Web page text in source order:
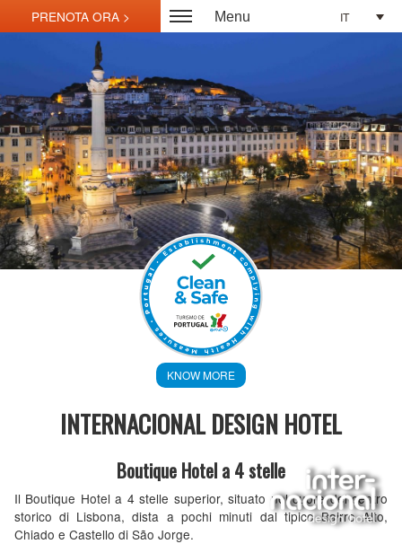
Menu IT
KNOW MORE
INTERNACIONAL DESIGN HOTEL
Boutique Hotel a 4 stelle
Il Boutique Hotel a 4 stelle superior, situato nel cuore del centro
storico di Lisbona, dista a pochi minuti dal tipico Bairro Alto,
Chiado e Castello di São Jorge.